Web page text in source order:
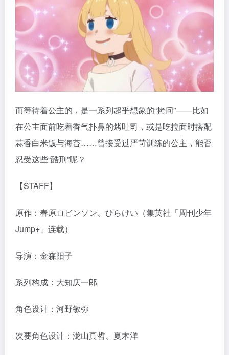
而等待着公主的，是一系列超乎想象的“拷问”——比如
在公主面前吃着香气扑鼻的烤吐司，或是吃拉面时搭配
蒜香白米饭与海苔……曾接受过严苛训练的公主，能否
忍受这些“酷刑”呢？
【STAFF】
原作：春原ロビンソン、ひらけい（集英社「周刊少年
Jump+」连载）
导演：金森阳子
系列构成：大知庆一郎
角色设计：河野敏弥
次要角色设计：泷山真哲、夏木洋